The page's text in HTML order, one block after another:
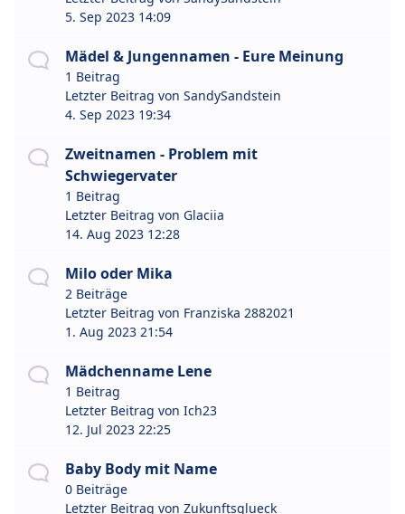
5. Sep 2023 14:09
Mädel & Jungennamen - Eure Meinung
1 Beitrag
Letzter Beitrag von SandySandstein
4. Sep 2023 19:34
Zweitnamen - Problem mit
Schwiegervater
1 Beitrag
Letzter Beitrag von Glaciia
14. Aug 2023 12:28
Milo oder Mika
2 Beiträge
Letzter Beitrag von Franziska 2882021
1. Aug 2023 21:54
Mädchenname Lene
1 Beitrag
Letzter Beitrag von Ich23
12. Jul 2023 22:25
Baby Body mit Name
0 Beiträge
Letzter Beitrag von Zukunftsglueck